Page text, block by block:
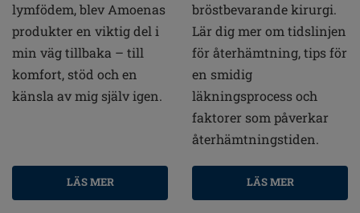
lymfödem, blev Amoenas
produkter en viktig del i
min väg tillbaka – till
komfort, stöd och en
känsla av mig själv igen.
LÄS MER
bröstbevarande kirurgi.
Lär dig mer om tidslinjen
för återhämtning, tips för
en smidig
läkningsprocess och
faktorer som påverkar
återhämtningstiden.
LÄS MER